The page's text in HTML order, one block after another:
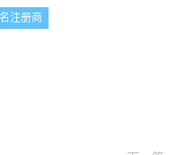
注册商